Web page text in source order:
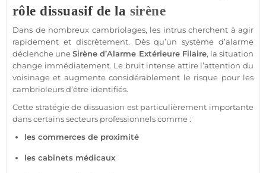
rôle dissuasif de la sirène
Dans de nombreux cambriolages, les intrus cherchent à agir
rapidement et discrètement. Dès qu’unsystème d’alarme
déclenche uneSirène d’Alarme Extérieure Filaire, la situation
change immédiatement. Le bruit intense attire l’attention du
voisinage et augmente considérablement le risque pour les
cambrioleurs d’être identifiés.
Cette stratégie de dissuasion est particulièrement importante
dans certains secteurs professionnels comme :
les commerces de proximité
les cabinets médicaux